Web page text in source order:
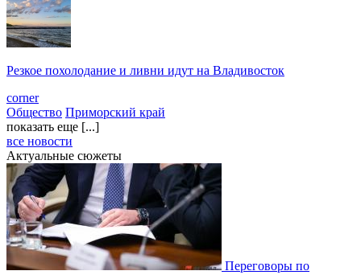
Резкое похолодание и ливни идут на Владивосток
corner
Общество Приморский край
показать еще [...]
все новости
Актуальные сюжеты
Переговоры по